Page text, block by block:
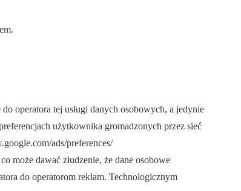
operatora tej usługi danych osobowych, a jedynie
użytkownika gromadzonych przez sieć
ads/preferences/
może dawać złudzenie, że dane osobowe
do operatorom reklam. Technologicznym